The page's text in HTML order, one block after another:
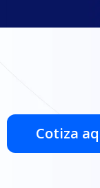
Cotiza